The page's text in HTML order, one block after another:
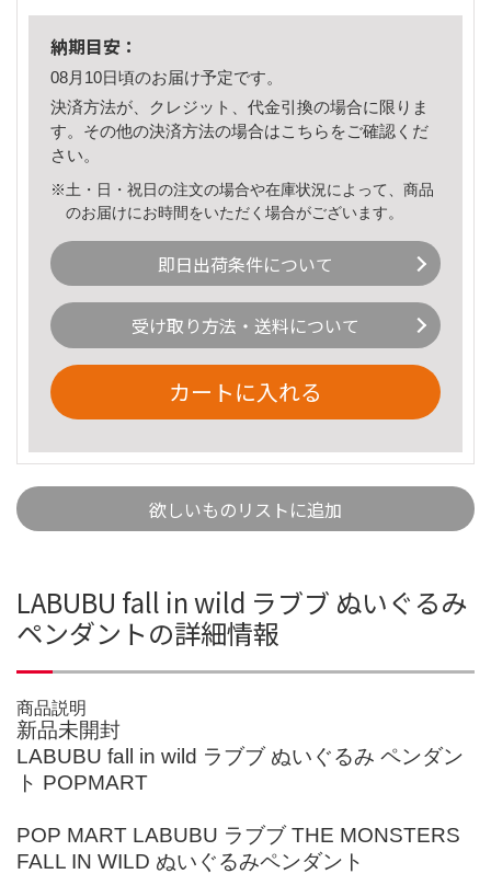
納期目安：
08月10日頃のお届け予定です。
決済方法が、クレジット、代金引換の場合に限りま
す。その他の決済方法の場合はこちら をご確認くだ
さい。
※土・日・祝日の注文の場合や在庫状況によって、商品
のお届けにお時間をいただく場合がございます。
即日出荷条件について
受け取り方法・送料について
カートに入れる
欲しいものリストに追加
LABUBU fall in wild ラブブ ぬいぐるみ
ペンダントの詳細情報
商品説明
新品未開封
LABUBU fall in wild ラブブ ぬいぐるみ ペンダン
ト POPMART
POP MART LABUBU ラブブ THE MONSTERS
FALL IN WILD ぬいぐるみペンダント